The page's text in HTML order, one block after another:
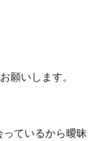
願いします。
ているから曖昧